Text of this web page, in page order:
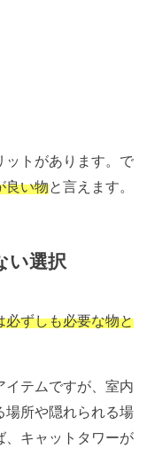
ットがあります。で
良い物と言えます。
い選択
必ずしも必要な物と
イテムですが、室内
場所や隠れられる場
、キャットタワーが